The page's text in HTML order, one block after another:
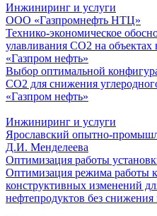
Инжиниринг и услуги
ООО «Газпромнефть НТЦ»
Технико-экономическое
улавливания СО2 на
«Газпром нефть»
Выбор оптимальной
СО2 для снижения
«Газпром нефть»
Инжиниринг и услуги
Ярославский опытно-
Д.И. Менделеева
Оптимизация работы
Оптимизация режима работы
конструктивных изменений
нефтепродуктов без снижения